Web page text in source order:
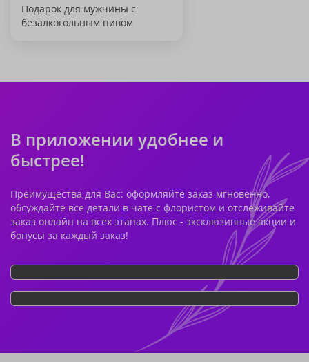
Подарок для мужчины с
безалкогольным пивом
В приложении удобнее и
быстрее!
Преимущества для Вас: оформляйте заказ мгновенно,
обсуждайте все детали в чате с флористом и отслеживайте
заказ онлайн на всех этапах. Плюс - эксклюзивные акции и
бонусы за каждый заказ!